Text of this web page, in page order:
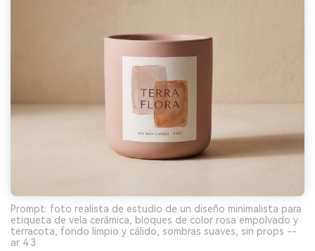
Prompt: foto realista de estudio de un diseño minimalista para
etiqueta de vela cerámica, bloques de color rosa empolvado y
terracota, fondo limpio y cálido, sombras suaves, sin props --
ar 4:3